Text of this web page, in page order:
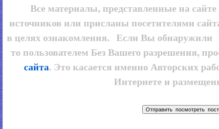
Все материалы, представленные на сайте
источников или присланы посетителями
в целях ознакомления. Если Вы
то пользователем Без Вашего разрешения,
сайта. Это касается именно Авторских
Интернете и